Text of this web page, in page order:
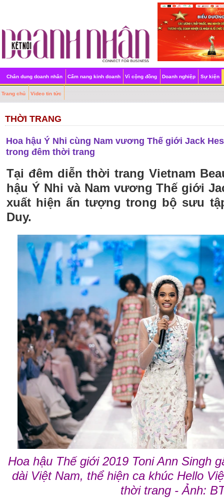
Chân dung doanh nhân Cẩm nang kinh doanh Vì cộng đồng Doanh nghiệp Sự kiện
Trang chủ Video tin tức
THỜI TRANG
Hoa hậu Ý Nhi cùng Nam vương Thế giới Jack
trong đêm thời trang
Tại đêm diễn thời trang Vietnam
hậu Ý Nhi và Nam vương Thế giới
xuất hiện ấn tượng trong bộ sưu
Duy.
Hoa hậu Thế giới 2019 Toni Ann Singh
dài Việt Nam, thể hiện ca khúc Hello
thời trang - Ảnh: